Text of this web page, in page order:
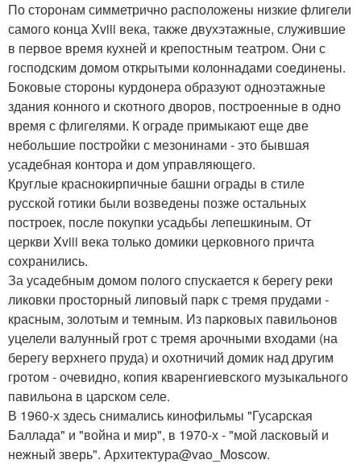
По сторонам симметрично расположены низкие флигели
самого конца Xviii века, также двухэтажные, служившие
в первое время кухней и крепостным театром. Они с
господским домом открытыми колоннадами соединены.
Боковые стороны курдонера образуют одноэтажные
здания конного и скотного дворов, построенные в одно
время с флигелями. К ограде примыкают еще две
небольшие постройки с мезонинами - это бывшая
усадебная контора и дом управляющего.
Круглые краснокирпичные башни ограды в стиле
русской готики были возведены позже остальных
построек, после покупки усадьбы лепешкиным. От
церкви Xviii века только домики церковного причта
сохранились.
За усадебным домом полого спускается к берегу реки
ликовки просторный липовый парк с тремя прудами -
красным, золотым и темным. Из парковых павильонов
уцелели валунный грот с тремя арочными входами (на
берегу верхнего пруда) и охотничий домик над другим
гротом - очевидно, копия кваренгиевского музыкального
павильона в царском селе.
В 1960-х здесь снимались кинофильмы "Гусарская
Баллада" и "война и мир", в 1970-х - "мой ласковый и
нежный зверь". Архитектура@vao_Moscow.